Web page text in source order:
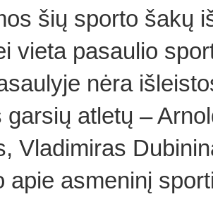
šių sporto šakų
vieta pasaulio
nėra
garsių atletų –
Vladimiras
apie asmeninį